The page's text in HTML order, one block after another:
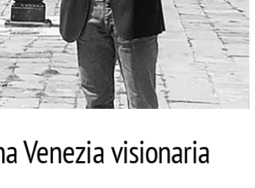
Venezia visionaria